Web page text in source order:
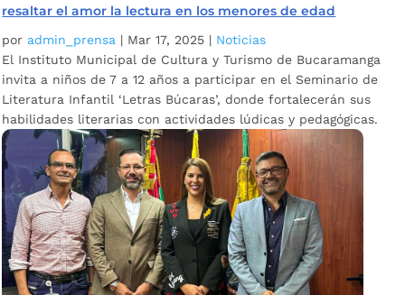
resaltar el amor la lectura en los menores de edad
por admin_prensa | Mar 17, 2025 | Noticias
El Instituto Municipal de Cultura y Turismo de Bucaramanga
invita a niños de 7 a 12 años a participar en el Seminario de
Literatura Infantil ‘Letras Búcaras’, donde fortalecerán sus
habilidades literarias con actividades lúdicas y pedagógicas.